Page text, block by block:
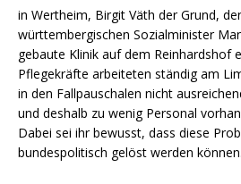
in Wertheim, Birgit Väth der Grund,
württembergischen Sozialminister
gebaute Klinik auf dem Reinhardshof
Pflegekräfte arbeiteten ständig am
in den Fallpauschalen nicht
und deshalb zu wenig Personal
Dabei sei ihr bewusst, dass diese
bundespolitisch gelöst werden können.